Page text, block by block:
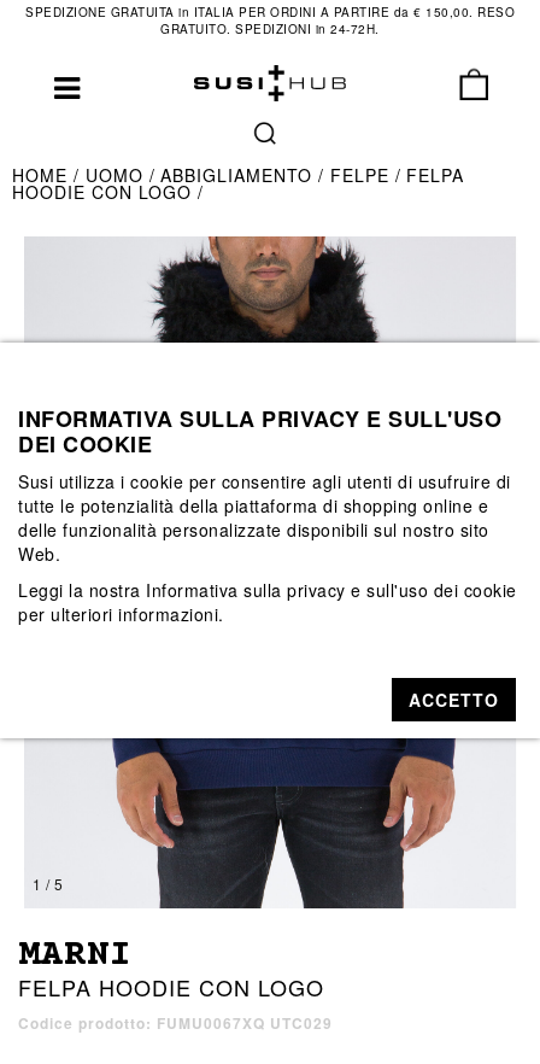
SPEDIZIONE GRATUITA in ITALIA PER ORDINI A PARTIRE da € 150,00. RESO
GRATUITO. SPEDIZIONI in 24-72H.
HOME UOMO ABBIGLIAMENTO FELPE FELPA
HOODIE CON LOGO
1 / 5
MARNI
FELPA HOODIE CON LOGO
Codice prodotto: FUMU0067XQ UTC029
INFORMATIVA SULLA PRIVACY E SULL'USO
DEI COOKIE
Susi utilizza i cookie per consentire agli utenti di usufruire di
tutte le potenzialità della piattaforma di shopping online e
delle funzionalità personalizzate disponibili sul nostro sito
Web.
Leggi la nostra Informativa sulla privacy e sull'uso dei cookie
per ulteriori informazioni.
ACCETTO